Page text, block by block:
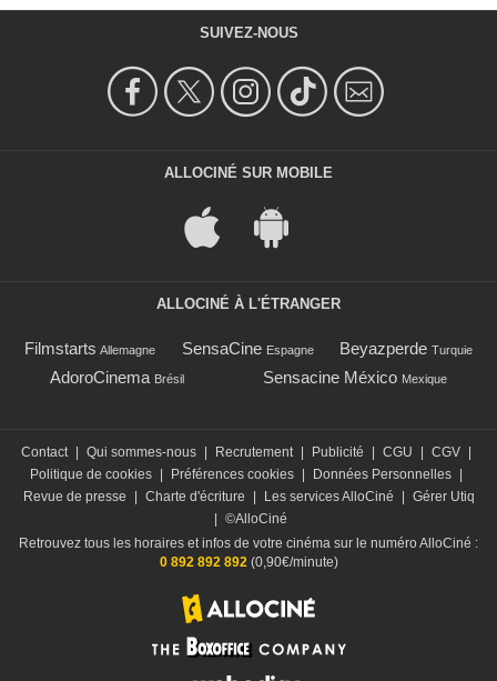
SUIVEZ-NOUS
ALLOCINÉ SUR MOBILE
ALLOCINÉ À L'ÉTRANGER
Filmstarts Allemagne SensaCine Espagne Beyazperde Turquie
AdoroCinema Brésil Sensacine México Mexique
Contact Qui sommes-nous Recrutement Publicité CGU CGV
Politique de cookies
Préférences cookies Données Personnelles
Revue de presse
Charte d'écriture Les services AlloCiné
Gérer Utiq
©AlloCiné
Retrouvez tous les horaires et infos de votre cinéma sur le numéro AlloCiné :
0 892 892 892(0,90€/minute)